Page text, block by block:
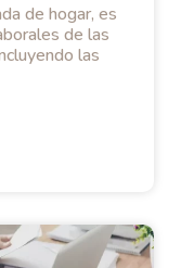
de hogar, es
de las
las